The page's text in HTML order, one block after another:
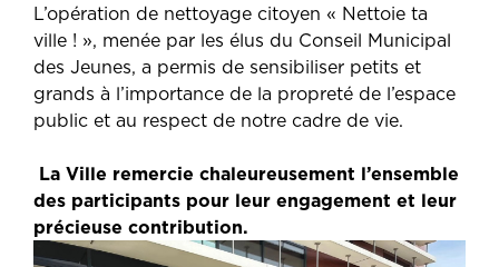
L’opération de nettoyage citoyen « Nettoie ta
ville ! », menée par les élus du Conseil Municipal
des Jeunes, a permis de sensibiliser petits et
grands à l’importance de la propreté de l’espace
public et au respect de notre cadre de vie.
La Ville remercie chaleureusement l’ensemble
des participants pour leur engagement et leur
précieuse contribution.